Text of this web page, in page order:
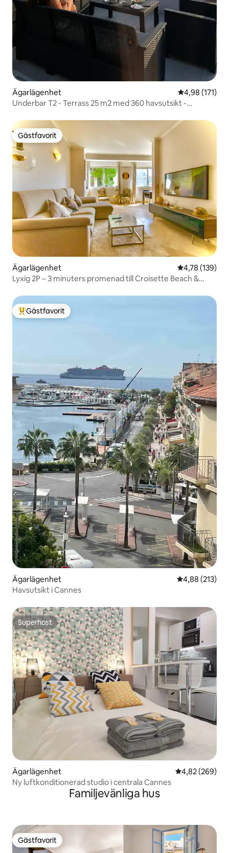
Ägarlägenhet 4,98 av 5 i
4,98 (171)
Underbar T2 - Terrass 25 m2 med 360 havsutsikt -
Gästfavorit
Gästfavorit
Ägarlägenhet 4,78 av 5 i
4,78 (139)
Lyxig 2P – 3 minuters promenad till Croisette Beach &
Populär gästfavorit
Gästfavorit
Ägarlägenhet 4,88 av 5 i
4,88 (213)
Havsutsikt i Cannes
Superhost
Superhost
Ägarlägenhet 4,82 av 5 i
4,82 (269)
Ny luftkonditionerad studio i centrala Cannes
Familjevänliga hus
Gästfavorit
Gästfavorit